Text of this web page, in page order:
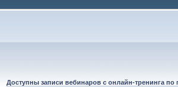
Доступны записи вебинаров с онлайн-тренинга